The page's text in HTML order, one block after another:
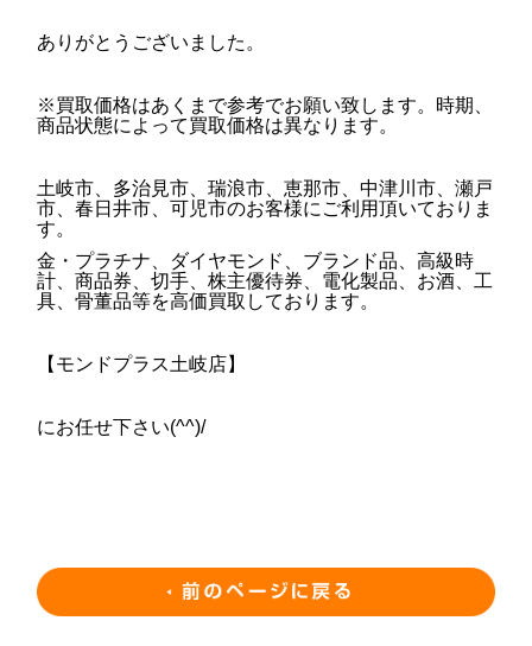
ありがとうございました。
※買取価格はあくまで参考でお願い致します。時期、
商品状態によって買取価格は異なります。
土岐市、多治見市、瑞浪市、恵那市、中津川市、瀬戸
市、春日井市、可児市のお客様にご利用頂いておりま
す。
金・プラチナ、ダイヤモンド、ブランド品、高級時
計、商品券、切手、株主優待券、電化製品、お酒、工
具、骨董品等を高価買取しております。
【モンドプラス土岐店】
にお任せ下さい(^^)/